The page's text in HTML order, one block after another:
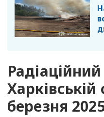
Харківській
березня